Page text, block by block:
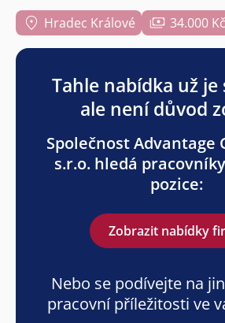
Hradec Králové 34.000 Kč
Tahle nabídka už je
ale není důvod
Společnost Advantage
s.r.o. hledá
pozice:
Zobrazit nabídky
Nebo se podívejte na
pracovní příležitosti ve